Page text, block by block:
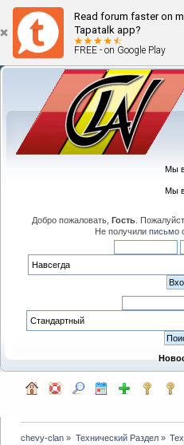
Read forum faster on
Tapatalk app?
FREE - on Google Play
Мы
Мы
Добро пожаловать, Гость.
Не получили письмо
chevy-clan » Технический Раздел»